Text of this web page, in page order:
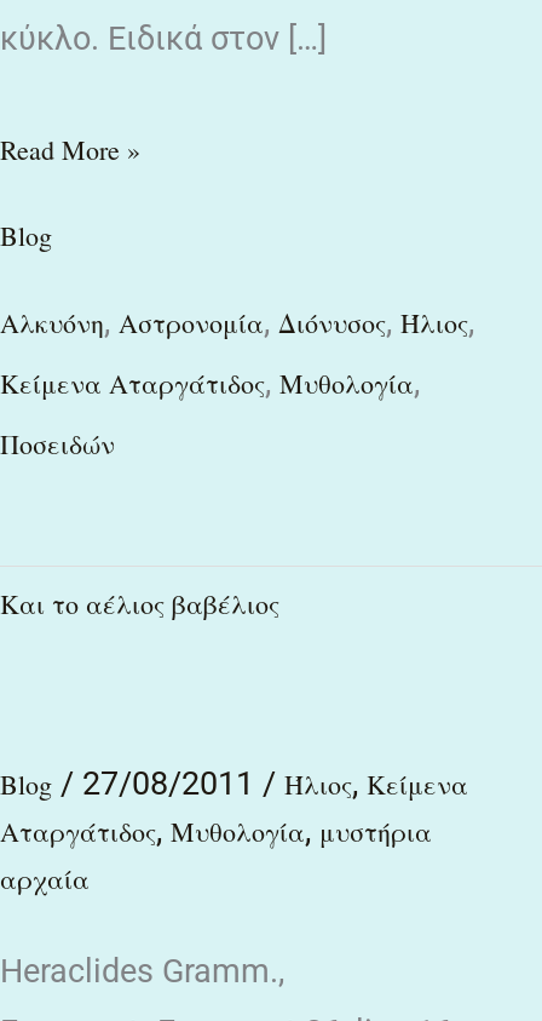
κύκλο. Ειδικά στον […]
Read More »
Blog
Αλκυόνη, Αστρονομία, Διόνυσος, Ήλιος,
Κείμενα Αταργάτιδος, Μυθολογία,
Ποσειδών
Και το αέλιος βαβέλιος
Blog / 27/08/2011 / Ήλιος, Κείμενα
Αταργάτιδος, Μυθολογία, μυστήρια
αρχαία
Heraclides Gramm.,
Και